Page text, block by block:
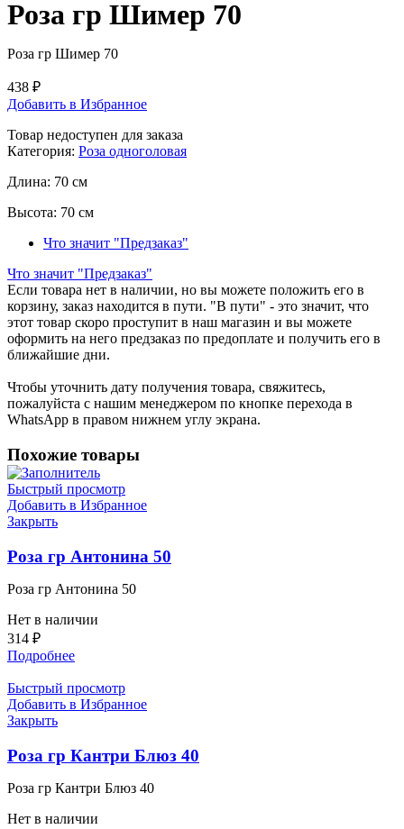
Роза гр Шимер 70
Роза гр Шимер 70
438 ₽
Добавить в Избранное
Товар недоступен для заказа
Категория: Роза одноголовая
Длина: 70 см
Высота: 70 см
Что значит "Предзаказ"
Что значит "Предзаказ"
Если товара нет в наличии, но вы можете положить его в
корзину, заказ находится в пути. "В пути" - это значит, что
этот товар скоро проступит в наш магазин и вы можете
оформить на него предзаказ по предоплате и получить его в
ближайшие дни.
Чтобы уточнить дату получения товара, свяжитесь,
пожалуйста с нашим менеджером по кнопке перехода в
WhatsApp в правом нижнем углу экрана.
Похожие товары
Быстрый просмотр
Добавить в Избранное
Закрыть
Роза гр Антонина 50
Роза гр Антонина 50
Нет в наличии
314 ₽
Подробнее
Быстрый просмотр
Добавить в Избранное
Закрыть
Роза гр Кантри Блюз 40
Роза гр Кантри Блюз 40
Нет в наличии